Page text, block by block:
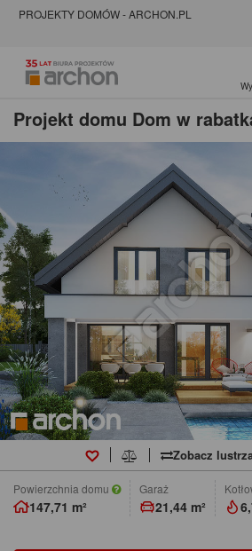
PROJEKTY DOMÓW - ARCHON.PL
Projekt domu Dom w
Zobacz
Powierzchnia domu
147,71 m²
Garaż
21,44 m²